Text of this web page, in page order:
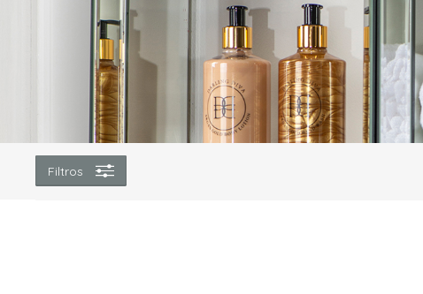
Filtros